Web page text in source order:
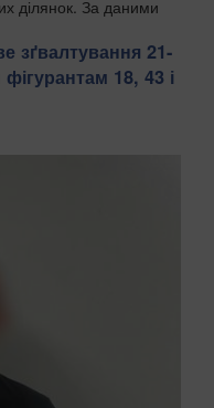
ділянок. За даними
зґвалтування 21-
18, 43 і